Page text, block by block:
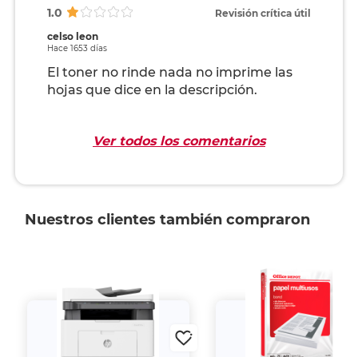
1.0
Revisión crítica útil
celso leon
Hace 1653 días
El toner no rinde nada no imprime las
hojas que dice en la descripción.
Ver todos los comentarios
Nuestros clientes también compraron